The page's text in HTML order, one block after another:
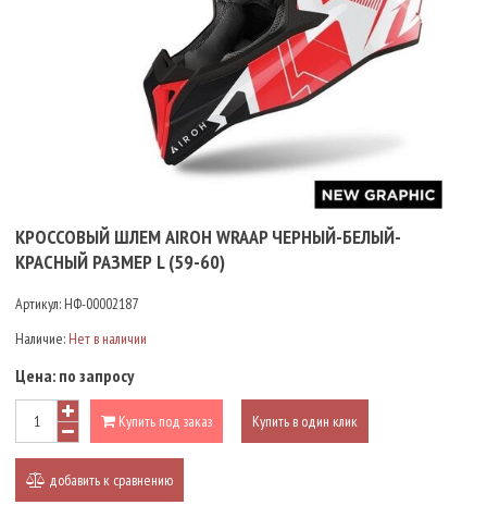
КРОССОВЫЙ ШЛЕМ AIROH WRAAP ЧЕРНЫЙ-БЕЛЫЙ-
КРАСНЫЙ РАЗМЕР L (59-60)
Артикул: НФ-00002187
Наличие: Нет в наличии
Цена: по запросу
Купить под заказ Купить в один клик
добавить к сравнению